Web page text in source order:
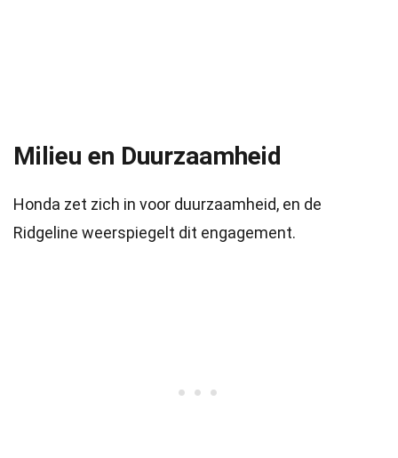
Milieu en Duurzaamheid
Honda zet zich in voor duurzaamheid, en de
Ridgeline weerspiegelt dit engagement.